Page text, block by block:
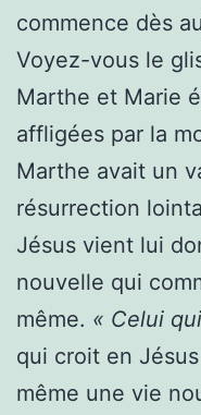
commence dès
Voyez-vous le
Marthe et Marie
affligées par la
Marthe avait un
résurrection
Jésus vient lui
nouvelle qui
même. « Celui
qui croit en
même une vie